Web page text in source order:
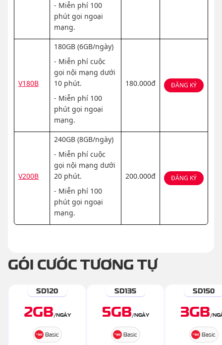
- Miễn phí 100
phút gọi ngoại
mạng.
V180B
180GB (6GB/ngày)
- Miễn phí cuộc
gọi nội mạng dưới
10 phút.
- Miễn phí 100
phút gọi ngoại
mạng.
180.000đ ĐĂNG KÝ
V200B
240GB (8GB/ngày)
- Miễn phí cuộc
gọi nội mạng dưới
20 phút.
- Miễn phí 100
phút gọi ngoại
mạng.
200.000đ ĐĂNG KÝ
GÓI CƯỚC TƯƠNG TỰ
SD120
2GB/NGÀY
Basic
SD135
5GB/NGÀY
Basic
SD150
3GB/
Basic